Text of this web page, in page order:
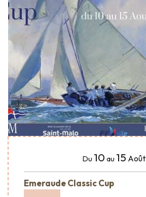
Du 10 au 15 Août
Emeraude Classic Cup